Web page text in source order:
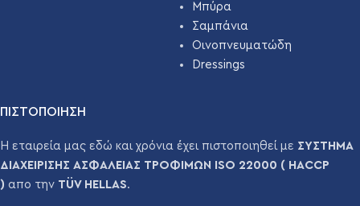
Μπύρα
Σαμπάνια
Οινοπνευματώδη
Dressings
ΠΙΣΤΟΠΟΙΗΣΗ
Η εταιρεία μας εδώ και χρόνια έχει πιστοποιηθεί με ΣΥΣΤΗΜΑ
ΔΙΑΧΕΙΡΙΣΗΣ ΑΣΦΑΛΕΙΑΣ ΤΡΟΦΙΜΩΝ ISO 22000 ( HACCP
) απο την TÜV HELLAS.